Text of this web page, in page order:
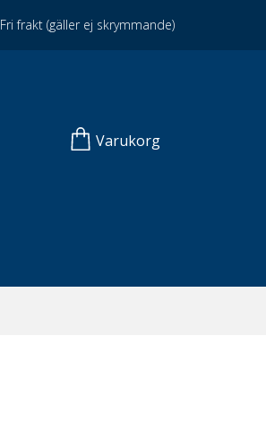
frakt (gäller ej skrymmande)
Varukorg